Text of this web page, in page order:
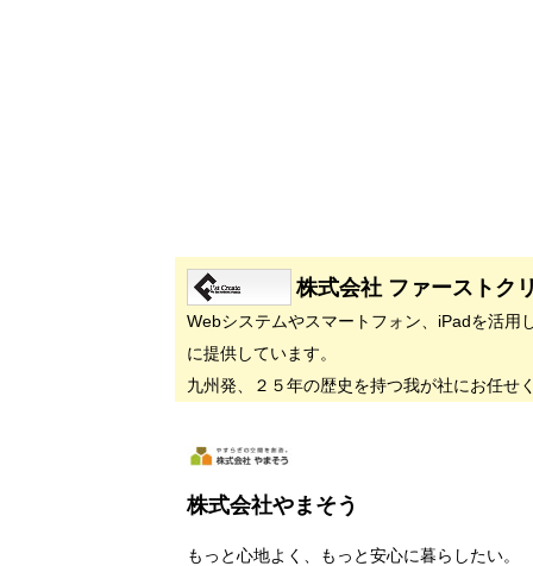
株式会社 ファーストク
Webシステムやスマートフォン、iPadを活用
に提供しています。
九州発、２５年の歴史を持つ我が社にお任せ
株式会社やまそう
もっと心地よく、もっと安心に暮らしたい。